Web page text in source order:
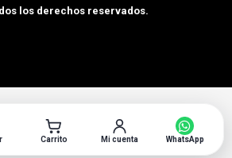
los derechos reservados.
Carrito Mi cuenta